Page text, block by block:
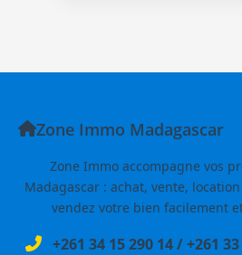
Zone Immo Madagascar
Zone Immo accompagne vos
Madagascar : achat, vente,
vendez votre bien facilement
+261 34 15 290 14/+261